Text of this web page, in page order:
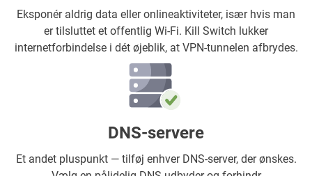
Eksponér aldrig data eller onlineaktiviteter, især hvis man
er tilsluttet et offentlig Wi-Fi. Kill Switch lukker
internetforbindelse i dét øjeblik, at VPN-tunnelen afbrydes.
DNS-servere
Et andet pluspunkt — tilføj enhver DNS-server, der ønskes.